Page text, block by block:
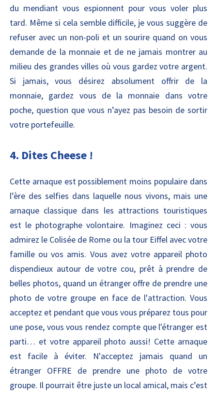
du mendiant vous espionnent pour vous voler plus
tard. Même si cela semble difficile, je vous suggère de
refuser avec un non-poli et un sourire quand on vous
demande de la monnaie et de ne jamais montrer au
milieu des grandes villes où vous gardez votre argent.
Si jamais, vous désirez absolument offrir de la
monnaie, gardez vous de la monnaie dans votre
poche, question que vous n’ayez pas besoin de sortir
votre portefeuille.
4. Dites Cheese !
Cette arnaque est possiblement moins populaire dans
l’ère des selfies dans laquelle nous vivons, mais une
arnaque classique dans les attractions touristiques
est le photographe volontaire. Imaginez ceci : vous
admirez le Colisée de Rome ou la tour Eiffel avec votre
famille ou vos amis. Vous avez votre appareil photo
dispendieux autour de votre cou, prêt à prendre de
belles photos, quand un étranger offre de prendre une
photo de votre groupe en face de l'attraction. Vous
acceptez et pendant que vous vous préparez tous pour
une pose, vous vous rendez compte que l'étranger est
parti… et votre appareil photo aussi! Cette arnaque
est facile à éviter. N'acceptez jamais quand un
étranger OFFRE de prendre une photo de votre
groupe. Il pourrait être juste un local amical, mais c’est